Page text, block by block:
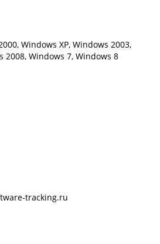
Windows XP, Windows 2003,
2008, Windows 7, Windows 8
tracking.ru